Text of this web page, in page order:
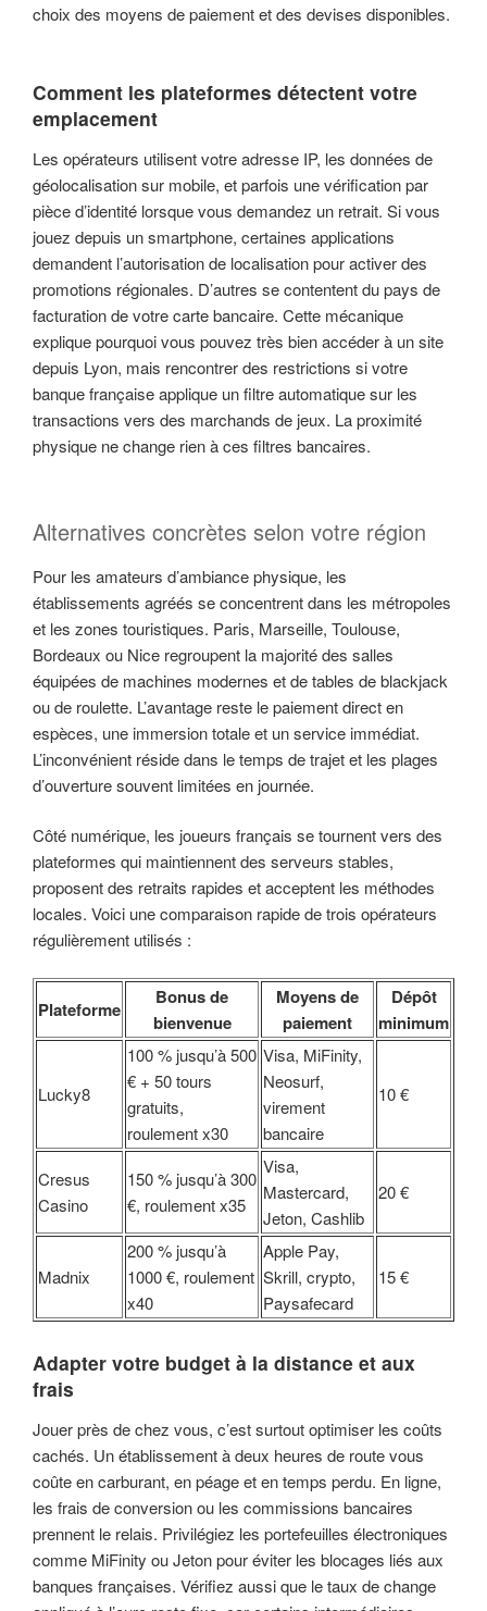
choix des moyens de paiement et des devises disponibles.
Comment les plateformes détectent votre
emplacement
Les opérateurs utilisent votre adresse IP, les données de
géolocalisation sur mobile, et parfois une vérification par
pièce d’identité lorsque vous demandez un retrait. Si vous
jouez depuis un smartphone, certaines applications
demandent l’autorisation de localisation pour activer des
promotions régionales. D’autres se contentent du pays de
facturation de votre carte bancaire. Cette mécanique
explique pourquoi vous pouvez très bien accéder à un site
depuis Lyon, mais rencontrer des restrictions si votre
banque française applique un filtre automatique sur les
transactions vers des marchands de jeux. La proximité
physique ne change rien à ces filtres bancaires.
Alternatives concrètes selon votre région
Pour les amateurs d’ambiance physique, les
établissements agréés se concentrent dans les métropoles
et les zones touristiques. Paris, Marseille, Toulouse,
Bordeaux ou Nice regroupent la majorité des salles
équipées de machines modernes et de tables de blackjack
ou de roulette. L’avantage reste le paiement direct en
espèces, une immersion totale et un service immédiat.
L’inconvénient réside dans le temps de trajet et les plages
d’ouverture souvent limitées en journée.
Côté numérique, les joueurs français se tournent vers des
plateformes qui maintiennent des serveurs stables,
proposent des retraits rapides et acceptent les méthodes
locales. Voici une comparaison rapide de trois opérateurs
régulièrement utilisés :
Plateforme
Bonus de
bienvenue
Moyens de
paiement
Dépôt
minimum
Lucky8
100 % jusqu’à 500
€ + 50 tours
gratuits,
roulement x30
Visa, MiFinity,
Neosurf,
virement
bancaire
10 €
Cresus
Casino
150 % jusqu’à 300
€, roulement x35
Visa,
Mastercard,
Jeton, Cashlib
20 €
Madnix
200 % jusqu’à
1000 €, roulement
x40
Apple Pay,
Skrill, crypto,
Paysafecard
15 €
Adapter votre budget à la distance et aux
frais
Jouer près de chez vous, c’est surtout optimiser les coûts
cachés. Un établissement à deux heures de route vous
coûte en carburant, en péage et en temps perdu. En ligne,
les frais de conversion ou les commissions bancaires
prennent le relais. Privilégiez les portefeuilles électroniques
comme MiFinity ou Jeton pour éviter les blocages liés aux
banques françaises. Vérifiez aussi que le taux de change